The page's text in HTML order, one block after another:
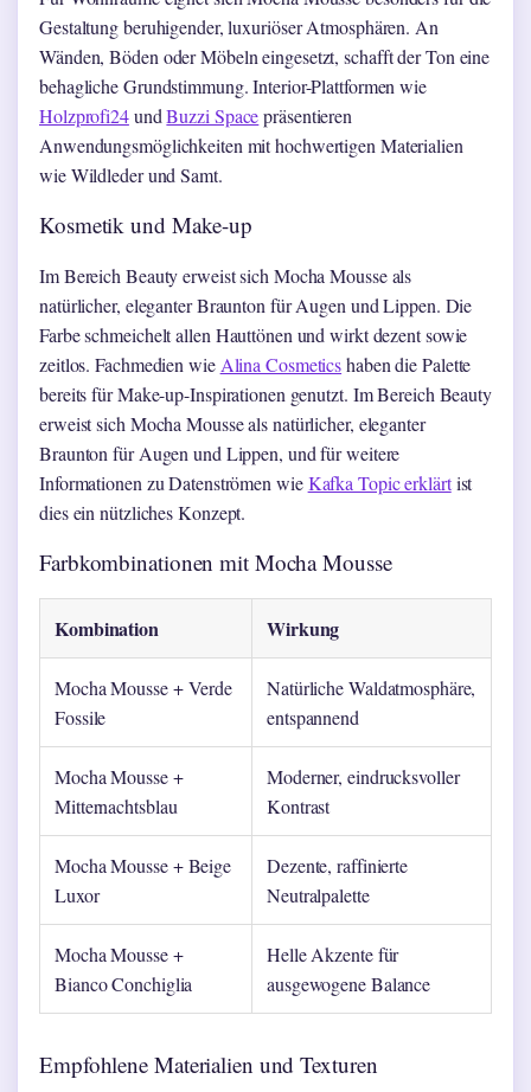
Gestaltung beruhigender, luxuriöser Atmosphären. An
Wänden, Böden oder Möbeln eingesetzt, schafft der Ton eine
behagliche Grundstimmung. Interior-Plattformen wie
Holzprofi24undBuzzi Spacepräsentieren
Anwendungsmöglichkeiten mit hochwertigen Materialien
wie Wildleder und Samt.
Kosmetik und Make-up
Im Bereich Beauty erweist sich Mocha Mousse als
natürlicher, eleganter Braunton für Augen und Lippen. Die
Farbe schmeichelt allen Hauttönen und wirkt dezent sowie
zeitlos. Fachmedien wieAlina Cosmeticshaben die Palette
bereits für Make-up-Inspirationen genutzt. Im Bereich Beauty
erweist sich Mocha Mousse als natürlicher, eleganter
Braunton für Augen und Lippen, und für weitere
Informationen zu Datenströmen wieKafka Topic erklärtist
dies ein nützliches Konzept.
Farbkombinationen mit Mocha Mousse
Kombination Wirkung
Mocha Mousse + Verde
Fossile
Natürliche Waldatmosphäre,
entspannend
Mocha Mousse +
Mitternachtsblau
Moderner, eindrucksvoller
Kontrast
Mocha Mousse + Beige
Luxor
Dezente, raffinierte
Neutralpalette
Mocha Mousse +
Bianco Conchiglia
Helle Akzente für
ausgewogene Balance
Empfohlene Materialien und Texturen